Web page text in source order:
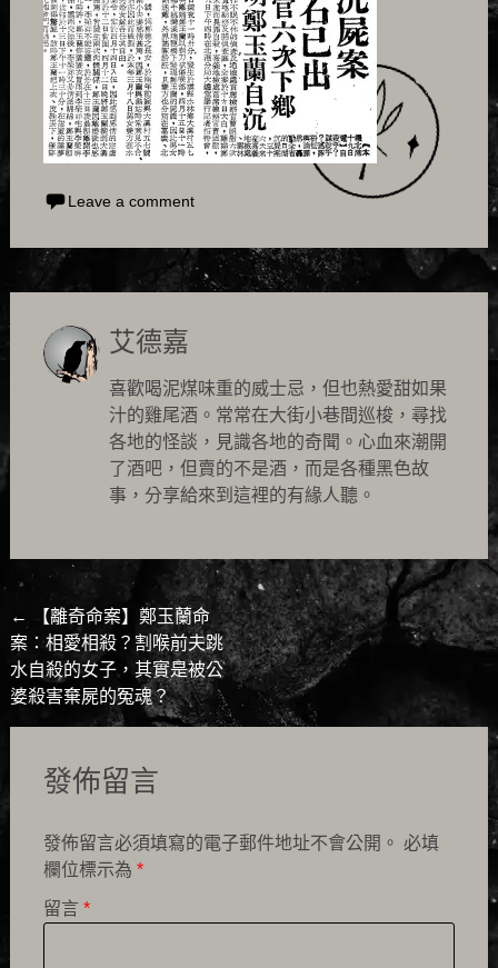
Leave a comment
艾德嘉
喜歡喝泥煤味重的威士忌，但也熱愛甜如果
汁的雞尾酒。常常在大街小巷間巡梭，尋找
各地的怪談，見識各地的奇聞。心血來潮開
了酒吧，但賣的不是酒，而是各種黑色故
事，分享給來到這裡的有緣人聽。
Post
navigation
←
【離奇命案】鄭玉蘭命
案：相愛相殺？割喉前夫跳
水自殺的女子，其實是被公
婆殺害棄屍的冤魂？
發佈留言
發佈留言必須填寫的電子郵件地址不會公開。 必填
欄位標示為 *
留言 *